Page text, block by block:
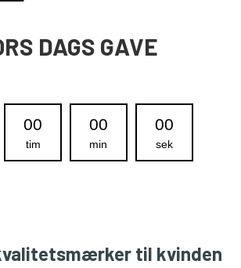
HERREURE
DAMEURE
NYHEDER
DAGS GAVE
00
tim
00
min
00
sek
til kvinden